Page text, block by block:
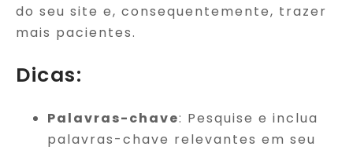
do seu site e, consequentemente, trazer
mais pacientes.
Dicas:
Palavras-chave: Pesquise e inclua
palavras-chave relevantes em seu